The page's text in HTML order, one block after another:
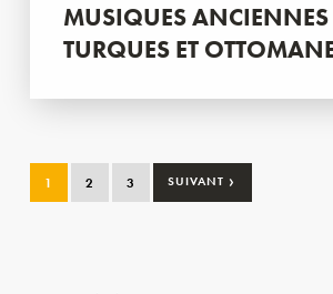
MUSIQUES ANCIENNES
TURQUES ET
1 2 3 SUIVANT ›